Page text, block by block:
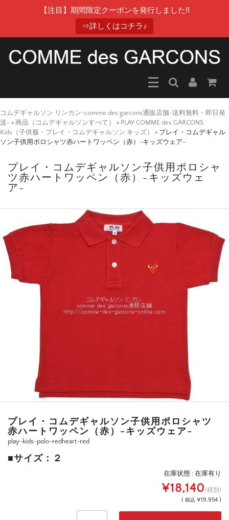
【注目】期間限定クーポンを発行しました!!
⇒詳しくはコチラ♪
コムデギャルソン リンカン-comme des garcons通販店舗-送料無料・即日発
送- > 商品（コムデギャルソンすべて） > PLAY COMME des GARCONS
Kids（子供服・プレイ・コムデギャルソン キッズ）
> プレイ・コムデギャル
ソン子供用ポロシャツ赤ハートワッペン（赤）-キッズウェア-
プレイ・コムデギャルソン子供用ポロシャ
ツ赤ハートワッペン（赤）-キッズウェ
ア-
プレイ・コムデギャルソン子供用ポロシャツ
赤ハートワッペン（赤）-キッズウェア-
play-kids-polo-redheart-red
■サイズ：２
在庫状態 : 在庫有り
¥18,140(税別)
( 税込 ¥19,954 )